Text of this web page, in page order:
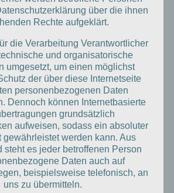
- 12:00 | 13:00 - 18:00
- 12:00 | 13:00 - 17:00
- 12:00 | 13:00 - 18:00
Fr 08:00 - 12:00
Neueste Beiträge:
nun GBT Kompetenzzentrum!
der Fortbildung „Curriculum
Zahnheilkunde“
am Wendlinger Spendenlauf
im neuen Design
über die ihnen
Rechte aufgeklärt.
die Verarbeitung Verantwortlicher
und organisatorische
umgesetzt, um einen möglichst
der über diese Internetseite
personenbezogenen Daten
Dennoch können Internetbasierte
grundsätzlich
aufweisen, sodass ein absoluter
gewährleistet werden kann. Aus
steht es jeder betroffenen Person
Daten auch auf
beispielsweise telefonisch, an
uns zu übermitteln.